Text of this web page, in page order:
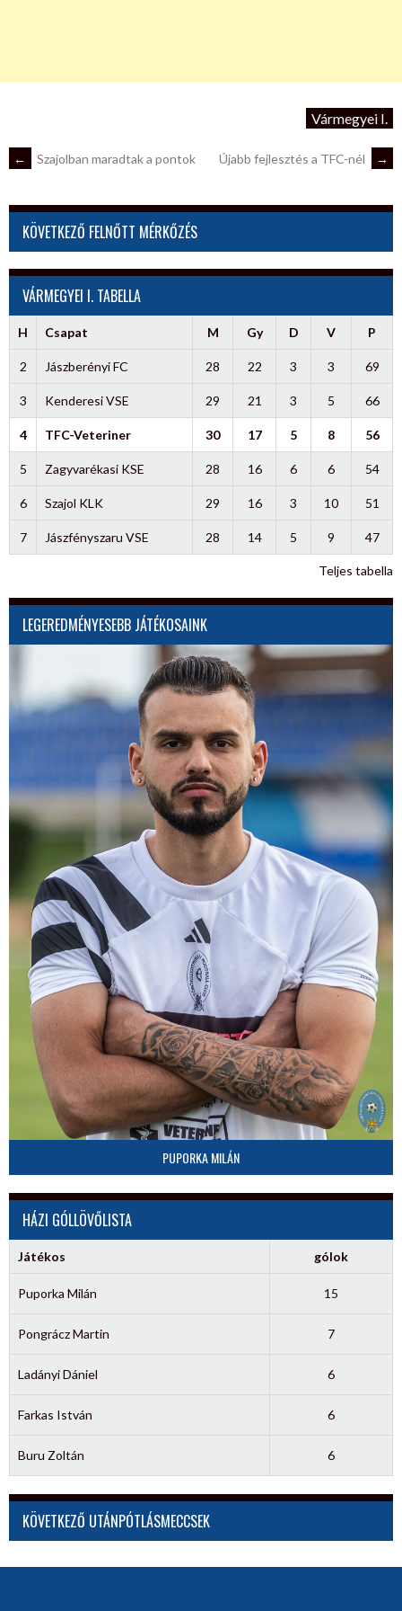
Vármegyei I.
POST
NAVIGATION
← Szajolban maradtak a pontok Újabb fejlesztés a TFC-nél →
KÖVETKEZŐ FELNŐTT MÉRKŐZÉS
VÁRMEGYEI I. TABELLA
H Csapat M Gy D V P
2 Jászberényi FC 28 22 3 3 69
3 Kenderesi VSE 29 21 3 5 66
4 TFC-Veteriner 30 17 5 8 56
5 Zagyvarékasi KSE 28 16 6 6 54
6 Szajol KLK 29 16 3 10 51
7 Jászfényszaru VSE 28 14 5 9 47
Teljes tabella
LEGEREDMÉNYESEBB JÁTÉKOSAINK
PUPORKA MILÁN
HÁZI GÓLLÖVŐLISTA
Játékos gólok
Puporka Milán 15
Pongrácz Martin 7
Ladányi Dániel 6
Farkas István 6
Buru Zoltán 6
KÖVETKEZŐ UTÁNPÓTLÁSMECCSEK